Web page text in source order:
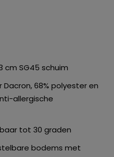
cm SG45 schuim
68% polyester en
allergische
tot 30 graden
bodems met